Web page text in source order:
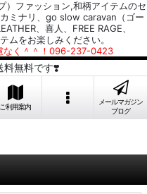
）ファッション,和柄アイテムのセ
ミナリ、go slow caravan（ゴー
、喜人、FREE RAGE、
ムをお楽しみください。
なく＾＾！096-237-0423
料無料です❣️
ご利用案内
メールマガジン
ブログ